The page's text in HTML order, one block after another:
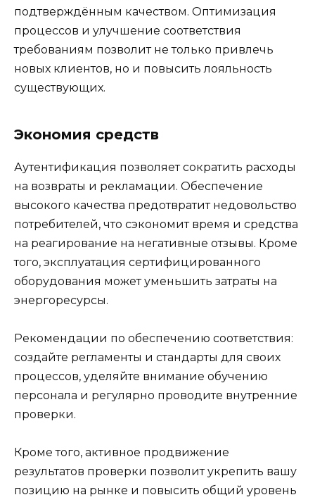
подтверждённым качеством. Оптимизация
процессов и улучшение соответствия
требованиям позволит не только привлечь
новых клиентов, но и повысить лояльность
существующих.
Экономия средств
Аутентификация позволяет сократить расходы
на возвраты и рекламации. Обеспечение
высокого качества предотвратит недовольство
потребителей, что сэкономит время и средства
на реагирование на негативные отзывы. Кроме
того, эксплуатация сертифицированного
оборудования может уменьшить затраты на
энергоресурсы.
Рекомендации по обеспечению соответствия:
создайте регламенты и стандарты для своих
процессов, уделяйте внимание обучению
персонала и регулярно проводите внутренние
проверки.
Кроме того, активное продвижение
результатов проверки позволит укрепить вашу
позицию на рынке и повысить общий уровень